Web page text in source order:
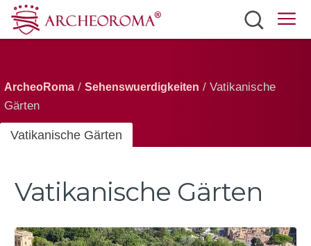
Tickets
Verkersmittel
Wetter
ArcheoRoma / Sehenswuerdigkeiten / Vatikanische
Gärten
Vatikanische Gärten
Vatikanische Gärten